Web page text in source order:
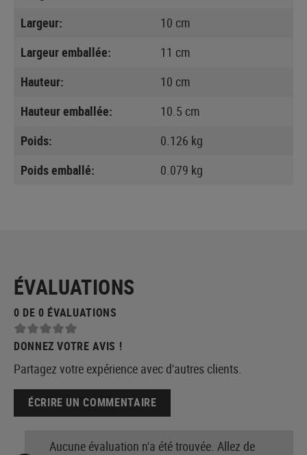
Largeur:
10 cm
Largeur emballée:
11 cm
Hauteur:
10 cm
Hauteur emballée:
10.5 cm
Poids:
0.126 kg
Poids emballé:
0.079 kg
ÉVALUATIONS
0 DE 0 ÉVALUATIONS
DONNEZ VOTRE AVIS !
Partagez votre expérience avec d'autres clients.
ÉCRIRE UN COMMENTAIRE
Aucune évaluation n'a été trouvée. Allez de